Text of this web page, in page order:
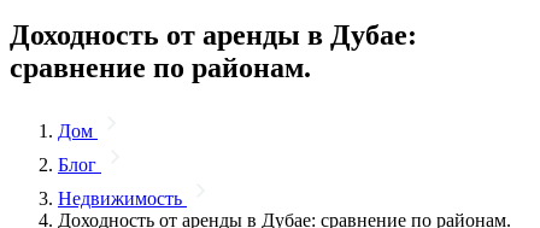
Доходность от аренды в Дубае:
сравнение по районам.
Дом
Блог
Недвижимость
Доходность от аренды в Дубае: сравнение по районам.